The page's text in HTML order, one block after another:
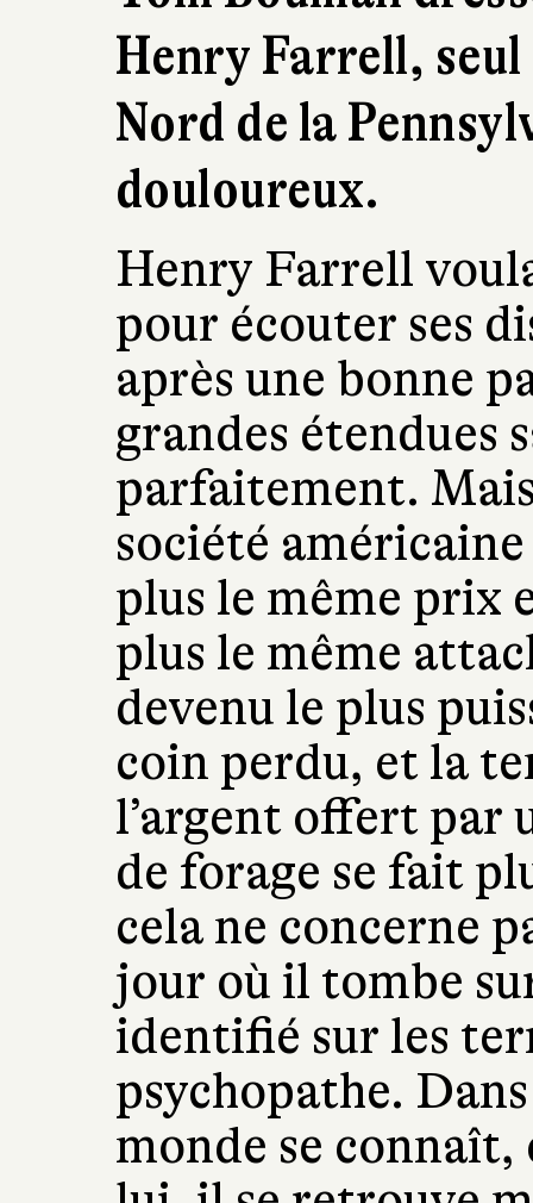
Henry Farrell, seul
Nord de la
douloureux.
Henry Farrell
pour écouter ses
après une bonne
grandes étendues
parfaitement.
société
plus le même prix
plus le même
devenu le plus
coin perdu, et la
l’argent offert par
de forage se fait
cela ne concerne
jour où il tombe
identifié sur les
psychopathe.
monde se connaît,